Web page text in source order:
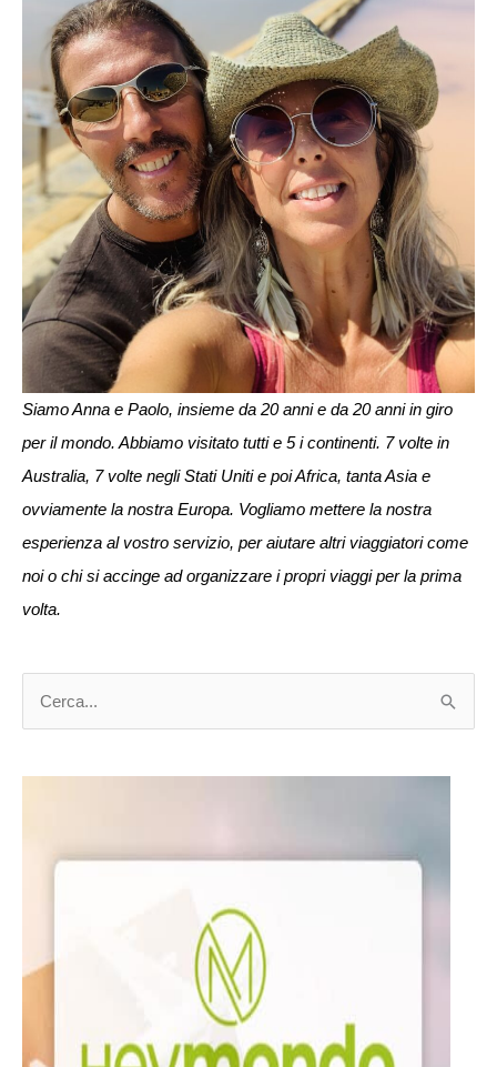
Siamo Anna e Paolo, insieme da 20 anni e da 20 anni in giro
per il mondo. Abbiamo visitato tutti e 5 i continenti. 7 volte in
Australia, 7 volte negli Stati Uniti e poi Africa, tanta Asia e
ovviamente la nostra Europa. Vogliamo mettere la nostra
esperienza al vostro servizio, per aiutare altri viaggiatori come
noi o chi si accinge ad organizzare i propri viaggi per la prima
volta.
r